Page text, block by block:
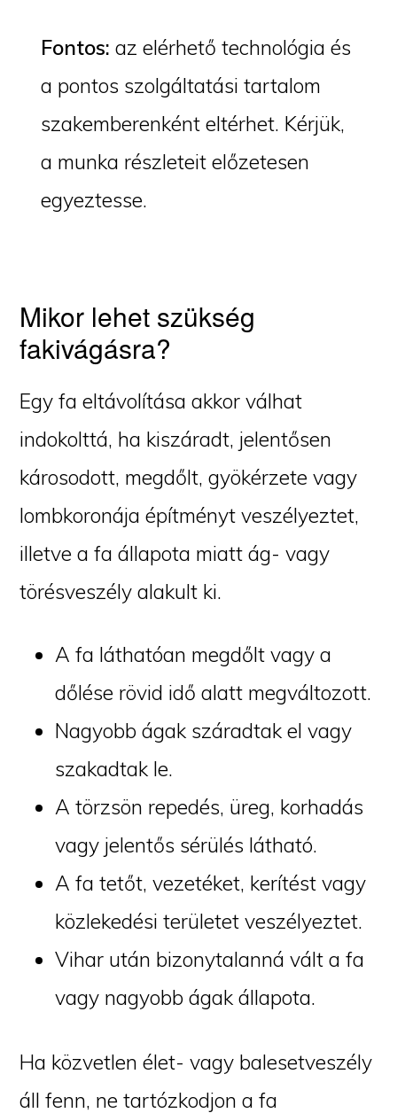
Fontos: az elérhető technológia és
a pontos szolgáltatási tartalom
szakemberenként eltérhet. Kérjük,
a munka részleteit előzetesen
egyeztesse.
Mikor lehet szükség
fakivágásra?
Egy fa eltávolítása akkor válhat
indokolttá, ha kiszáradt, jelentősen
károsodott, megdőlt, gyökérzete vagy
lombkoronája építményt veszélyeztet,
illetve a fa állapota miatt ág- vagy
törésveszély alakult ki.
A fa láthatóan megdőlt vagy a
dőlése rövid idő alatt megváltozott.
Nagyobb ágak száradtak el vagy
szakadtak le.
A törzsön repedés, üreg, korhadás
vagy jelentős sérülés látható.
A fa tetőt, vezetéket, kerítést vagy
közlekedési területet veszélyeztet.
Vihar után bizonytalanná vált a fa
vagy nagyobb ágak állapota.
Ha közvetlen élet- vagy balesetveszély
áll fenn, ne tartózkodjon a fa